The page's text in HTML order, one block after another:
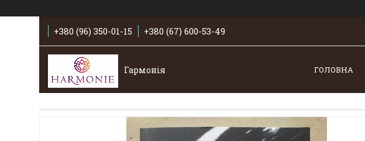
+380 (96) 350-01-15 +380 (67) 600-53-49
Гармонія ГОЛОВНА